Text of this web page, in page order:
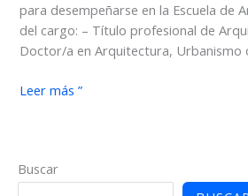
Buscar
para desempeñarse en la Escuela de
del cargo: – Título profesional de
Doctor/a en Arquitectura, Urbanismo
Escuela
concurso
Leer más ”